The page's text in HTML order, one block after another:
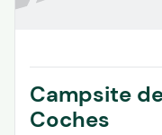
Campsite
Coches